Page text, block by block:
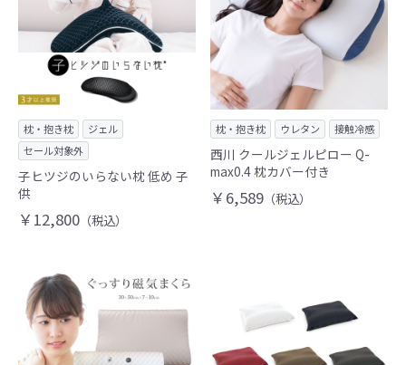
枕・抱き枕
ジェル
セール対象外
子ヒツジのいらない枕 低め 子
供
￥12,800 （税込）
枕・抱き枕 ウレタン 接触冷感
西川 クールジェルピロー Q-
max0.4 枕カバー付き
￥6,589 （税込）